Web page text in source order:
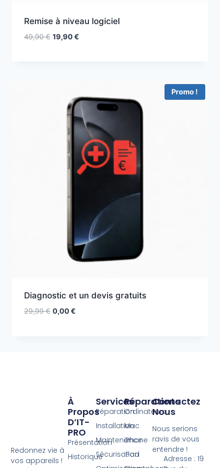
Remise à niveau logiciel
49,90€ 19,90€
Promo !
Diagnostic et un devis gratuits
29,99€ 0,00€
Redonnez vie à
vos appareils !
Réparations
Ordinateurs
Mac
iPhone
iPad
Services
Réparation
Installation
Maintenance
Sécurisation
À
Propos
D’IT-
PRO
Présentation
Historique
Contactez
Nous
Nous serions
ravis de vous
entendre !
Adresse : 19